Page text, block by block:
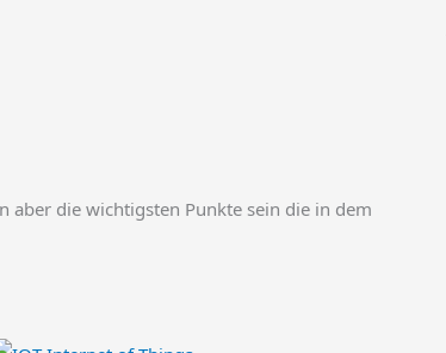
aber die wichtigsten Punkte sein die in dem